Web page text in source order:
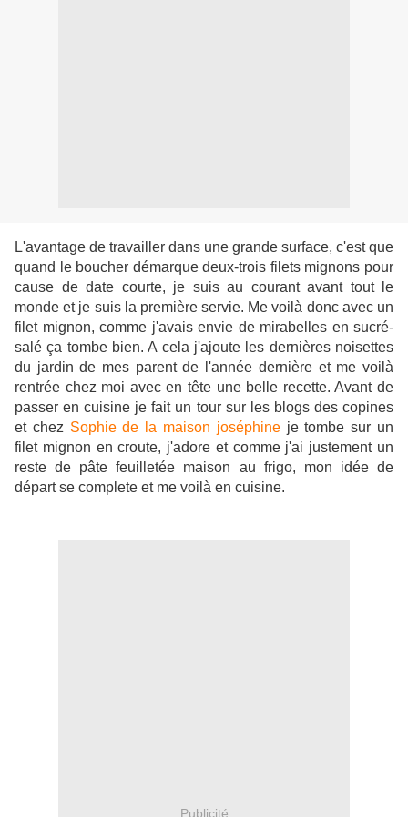
L'avantage de travailler dans une grande surface, c'est que
quand le boucher démarque deux-trois filets mignons pour
cause de date courte, je suis au courant avant tout le
monde et je suis la première servie. Me voilà donc avec un
filet mignon, comme j'avais envie de mirabelles en sucré-
salé ça tombe bien. A cela j'ajoute les dernières noisettes
du jardin de mes parent de l'année dernière et me voilà
rentrée chez moi avec en tête une belle recette. Avant de
passer en cuisine je fait un tour sur les blogs des copines
et chez Sophie de la maison joséphineje tombe sur un
filet mignon en croute, j'adore et comme j'ai justement un
reste de pâte feuilletée maison au frigo, mon idée de
départ se complete et me voilà en cuisine.
Publicité